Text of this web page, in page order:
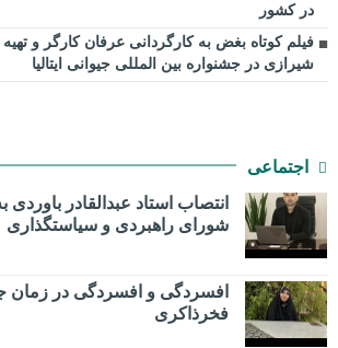
در کشور
فیلم کوتاه بغض به کارگردانی عرفان کارگر و
شیرازی در جشنواره بین المللی جیوانی ایتالیا
اجتماعی
انتصاب استاد عبدالقادر
شورای راهبردی و سیاستگذاری
افسردگی و افسردگی در زمان
فخرذاکری